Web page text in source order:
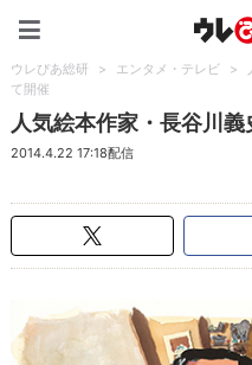
ウレぴあ総研 > エンタメ・テレビ >
て開催
人気絵本作家・長谷川
2014.4.22 17:18配信